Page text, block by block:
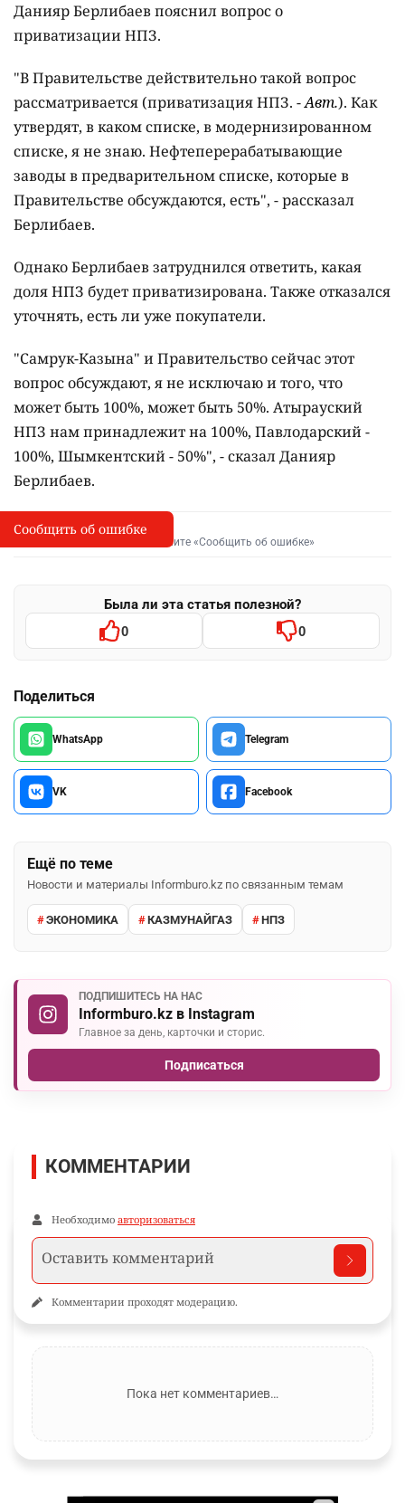
Данияр Берлибаев пояснил вопрос о
приватизации НПЗ.
"В Правительстве действительно такой вопрос
рассматривается (приватизация НПЗ. -Авт.). Как
утвердят, в каком списке, в модернизированном
списке, я не знаю. Нефтеперерабатывающие
заводы в предварительном списке, которые в
Правительстве обсуждаются, есть", - рассказал
Берлибаев.
Однако Берлибаев затруднился ответить, какая
доля НПЗ будет приватизирована. Также отказался
уточнять, есть ли уже покупатели.
"Самрук-Казына" и Правительство сейчас этот
вопрос обсуждают, я не исключаю и того, что
может быть 100%, может быть 50%. Атырауский
НПЗ нам принадлежит на 100%, Павлодарский -
100%, Шымкентский - 50%", - сказал Данияр
Берлибаев.
I
Сообщить об опечатке
Выделите фрагмент и нажмите «Сообщить об ошибке»
Была ли эта статья полезной?
0 0
Поделиться
WhatsApp Telegram
VK Facebook
Ещё по теме
Новости и материалы Informburo.kz по связанным темам
ЭКОНОМИКА КАЗМУНАЙГАЗ НПЗ
ПОДПИШИТЕСЬ НА НАС
Informburo.kz в Instagram
Главное за день, карточки и сторис.
Подписаться
Сообщить об ошибке
КОММЕНТАРИИ
Необходимо авторизоваться
Комментарии проходят модерацию.
Пока нет комментариев…